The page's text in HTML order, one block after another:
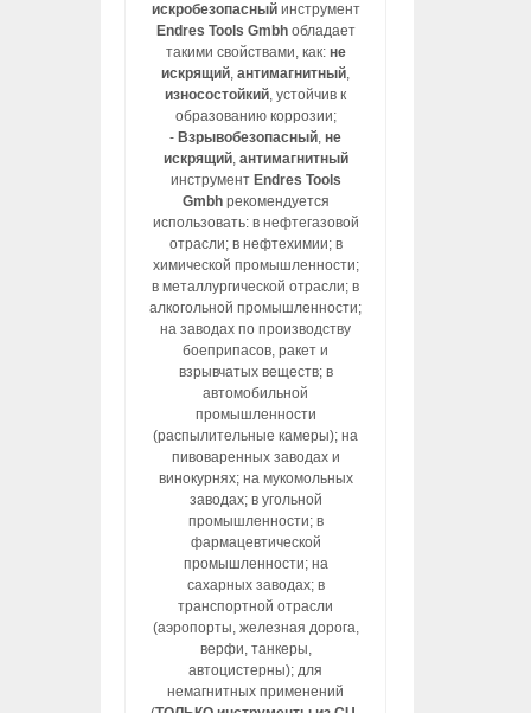
искробезопасныйинструмент
Endres Tools Gmbhобладает
такими свойствами, как: не
искрящий,антимагнитный,
износостойкий, устойчив к
образованию коррозии;
- Взрывобезопасный,не
искрящий, антимагнитный
инструмент Endres Tools
Gmbhрекомендуется
использовать: в нефтегазовой
отрасли; в нефтехимии; в
химической промышленности;
в металлургической отрасли; в
алкогольной промышленности;
на заводах по производству
боеприпасов, ракет и
взрывчатых веществ; в
автомобильной
промышленности
(распылительные камеры); на
пивоваренных заводах и
винокурнях; на мукомольных
заводах; в угольной
промышленности; в
фармацевтической
промышленности; на
сахарных заводах; в
транспортной отрасли
(аэропорты, железная дорога,
верфи, танкеры,
автоцистерны); для
немагнитных применений